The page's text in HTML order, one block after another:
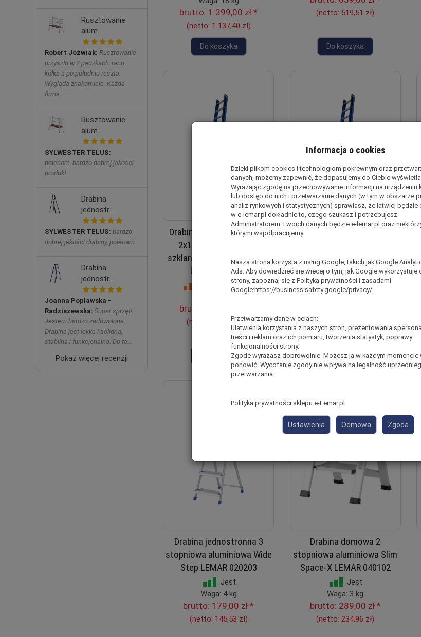
brutto: 1 399,00 zł *
(netto: 1 137,40 zł)
Do koszyka
(netto: 519,51 zł)
Do koszyka
Drabina rozsuwana z linką
2x12 stopni z włókna
szklanego Fiber Tech Rope
LEMAR 050012
Ostatnie sztuki
brutto:
(netto: 1 552,03 zł)
Do koszyka
Drabina rozsuwana z linką
szklanego Fiber Tech Rope
LEMAR 050014
Chwilowy Brak
Waga: 23 kg
(netto:
Do koszyka
Drabina jednostronna 3
stopniowa aluminiowa Wide
Step LEMAR 020203
Jest
Waga: 4 kg
brutto: 179,00 zł *
(netto: 145,53 zł)
Drabina domowa 2
stopniowa aluminiowa Slim
Space-X LEMAR 040102
Jest
Waga: 3 kg
brutto: 289,00 zł*
(netto:234,96 zł)
Rusztowanie
alum...
Robert Jóźwiak: Rusztowanie
przyszło w 2 paczkach, rano
kółka a po południu reszta.
Wygląda znakomicie. Każda
firma ...
Rusztowanie
alum...
SYLWESTER TELUS:
polecam, bardzo dobrej jakości
produkt
Drabina
jednostr...
SYLWESTER TELUS: bardzo
dobrej jakości drabiny, polecam
Drabina
jednostr...
Joanna Popławska -
Radziszewska: Super sprzęt!
Jestem bardzo zadowolona.
Drabina jest lekka i solidna,
stabilna i funkcjonalna. Do te...
Pokaż więcej recenzji
Informacja o cookies
Dzięki plikom cookies i technologiom pokrewnym oraz
danych, możemy zapewnić, że dopasujemy do Ciebie
Wyrażając zgodę na przechowywanie informacji na urządzeniu
lub dostęp do nich i przetwarzanie danych (w tym w obszarze
analiz rynkowych i statystycznych) sprawiasz, że łatwiej będzie
w e-lemar.pl dokładnie to, czego szukasz i potrzebujesz.
Administratorem Twoich danych będzie e-lemar.pl oraz
którymi współpracujemy.
Nasza strona korzysta z usług Google, takich jak Google
Ads. Aby dowiedzieć się więcej o tym, jak Google wykorzystuje
strony, zapoznaj się z Polityką prywatności i zasadami
Google: https://business.safety.google/privacy/
Przetwarzamy dane w celach:
Ułatwienia korzystania z naszych stron, prezentowania
treści i reklam oraz ich pomiaru, tworzenia statystyk, poprawy
funkcjonalności strony.
Zgodę wyrażasz dobrowolnie. Możesz ją w każdym momencie
ponowić. Wycofanie zgody nie wpływa na legalność
przetwarzania.
Polityka prywatności sklepu e-Lemar.pl
Ustawienia Odmowa Zgoda